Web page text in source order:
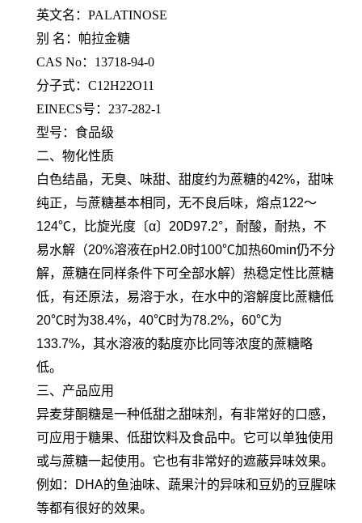
英文名：PALATINOSE
别 名：帕拉金糖
CAS No：13718-94-0
分子式：C12H22O11
EINECS号：237-282-1
型号：食品级
二、物化性质
白色结晶，无臭、味甜、甜度约为蔗糖的42%，甜味
纯正，与蔗糖基本相同，无不良后味，熔点122～
124℃，比旋光度〔α〕20D97.2°，耐酸，耐热，不
易水解（20%溶液在pH2.0时100℃加热60min仍不分
解，蔗糖在同样条件下可全部水解）热稳定性比蔗糖
低，有还原法，易溶于水，在水中的溶解度比蔗糖低
20℃时为38.4%，40℃时为78.2%，60℃为
133.7%，其水溶液的黏度亦比同等浓度的蔗糖略
低。
三、产品应用
异麦芽酮糖是一种低甜之甜味剂，有非常好的口感，
可应用于糖果、低甜饮料及食品中。它可以单独使用
或与蔗糖一起使用。它也有非常好的遮蔽异味效果。
例如：DHA的鱼油味、蔬果汁的异味和豆奶的豆腥味
等都有很好的效果。